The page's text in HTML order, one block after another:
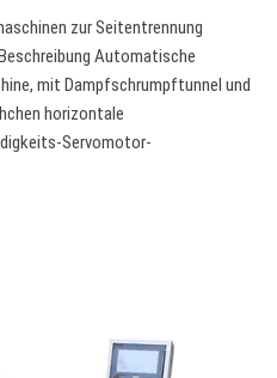
zur Seitentrennung
Automatische
mit Dampfschrumpftunnel und
horizontale
Servomotor-